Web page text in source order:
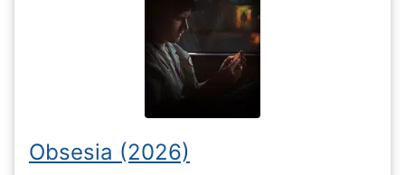
Obsesia (2026)